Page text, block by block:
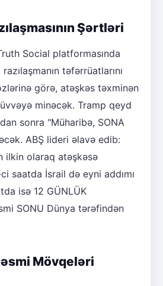
Şərtləri
Social platformasında
təfərrüatlarını
görə, atəşkəs təxminən
minəcək. Tramp qeyd
sonra "Müharibə, SONA
ABŞ lideri əlavə edib:
ilkin olaraq atəşkəsə
saatda İsrail də eyni addımı
isə 12 GÜNLÜK
SONU Dünya tərəfindən
Mövqeləri